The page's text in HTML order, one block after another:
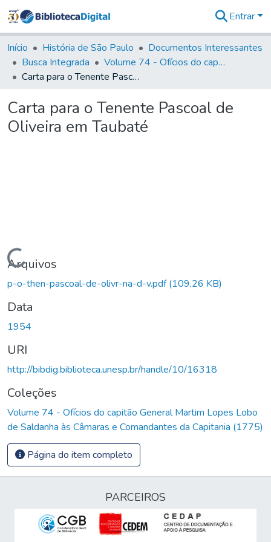
&
Coleções
Tudo na
Biblioteca
Estatísticas
Entrar
Início História de São Paulo
Documentos Interessantes
Busca Integrada
Volume 74 - Ofícios do capitão General Martim Lopes Lobo de Saldanha às Câmaras e Comandantes da Capitania (1775)
Carta para o Tenente Pascoal de Oliveira em Taubaté
Carta para o Tenente Pascoal de
Oliveira em Taubaté
Carregando...
Arquivos
p-o-then-pascoal-de-olivr-na-d-v.pdf(109,26 KB)
Data
1954
URI
http://bibdig.biblioteca.unesp.br/handle/10/16318
Coleções
Volume 74 - Ofícios do capitão General Martim Lopes Lobo
de Saldanha às Câmaras e Comandantes da Capitania (1775)
Página do item completo
PARCEIROS